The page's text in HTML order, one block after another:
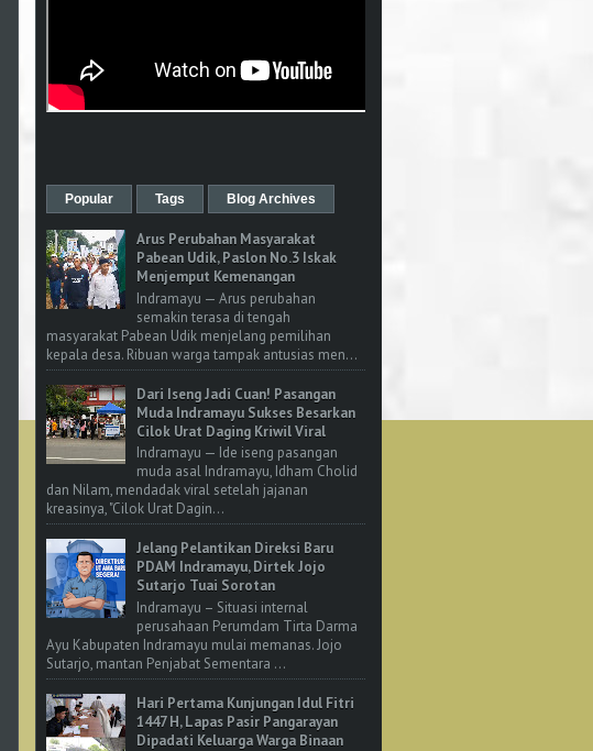
Popular Tags Blog Archives
Arus Perubahan Masyarakat
Pabean Udik, Paslon No.3 Iskak
Menjemput Kemenangan
Indramayu — Arus perubahan
semakin terasa di tengah
masyarakat Pabean Udik menjelang pemilihan
kepala desa. Ribuan warga tampak antusias men...
Dari Iseng Jadi Cuan! Pasangan
Muda Indramayu Sukses Besarkan
Cilok Urat Daging Kriwil Viral
Indramayu — Ide iseng pasangan
muda asal Indramayu, Idham Cholid
dan Nilam, mendadak viral setelah jajanan
kreasinya, "Cilok Urat Dagin...
Jelang Pelantikan Direksi Baru
PDAM Indramayu, Dirtek Jojo
Sutarjo Tuai Sorotan
Indramayu – Situasi internal
perusahaan Perumdam Tirta Darma
Ayu Kabupaten Indramayu mulai memanas. Jojo
Sutarjo, mantan Penjabat Sementara ...
Hari Pertama Kunjungan Idul Fitri
1447 H, Lapas Pasir Pangarayan
Dipadati Keluarga Warga Binaan